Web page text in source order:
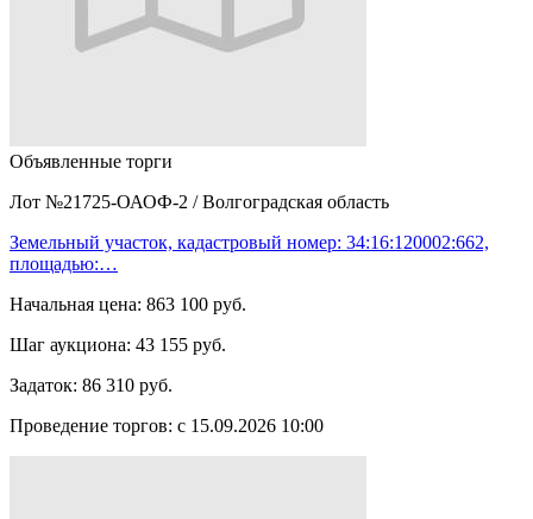
Объявленные торги
Лот №21725-ОАОФ-2 / Волгоградская область
Земельный участок, кадастровый номер: 34:16:120002:662,
площадью:…
Начальная цена: 863 100 руб.
Шаг аукциона: 43 155 руб.
Задаток: 86 310 руб.
Проведение торгов: с 15.09.2026 10:00